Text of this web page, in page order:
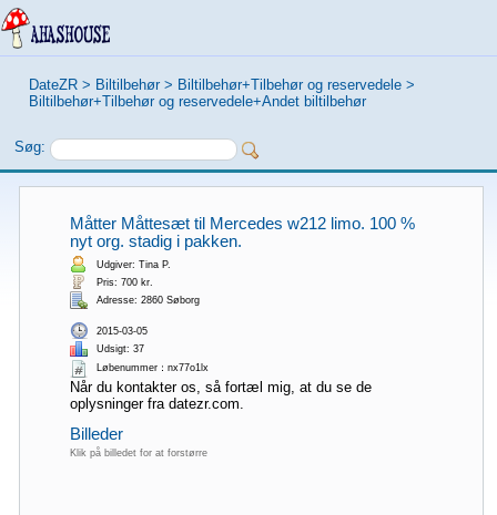
DateZR > Biltilbehør > Biltilbehør+Tilbehør og reservedele >
Biltilbehør+Tilbehør og reservedele+Andet biltilbehør
Søg:
Måtter Måttesæt til Mercedes w212 limo. 100 %
nyt org. stadig i pakken.
Udgiver: Tina P.
Pris: 700 kr.
Adresse: 2860 Søborg
2015-03-05
Udsigt: 37
Løbenummer：nx77o1lx
Når du kontakter os, så fortæl mig, at du se de
oplysninger fra datezr.com.
Billeder
Klik på billedet for at forstørre